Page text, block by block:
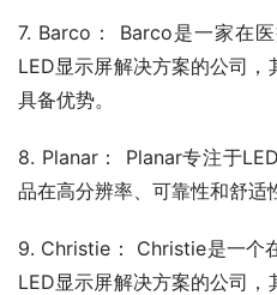
7. Barco： Barco是一家在
LED显示屏解决方案的公司
具备优势。
8. Planar： Planar专注于
品在高分辨率、可靠性和舒适
9. Christie： Christie是一个
LED显示屏解决方案的公司